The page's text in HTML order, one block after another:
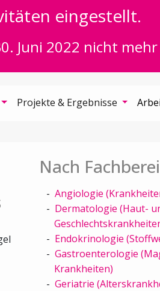
eingestellt.
Juni 2022 nicht
Projekte & Ergebnisse
Nach
Angiologie
Dermatologie (Haut-
Endokrinologie
Gastroenterologie
Krankheiten)
Geriatrie